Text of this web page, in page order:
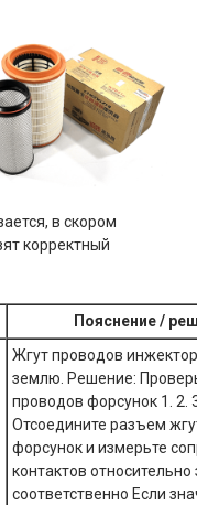
в скором
корректный
Пояснение /
Жгут проводов
землю. Решение:
проводов форсунок 1. 2.
Отсоедините разъем
форсунок и измерьте
контактов
соответственно Если